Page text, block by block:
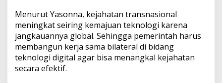
d
o
n
e
s
i
Menurut Yasonna, kejahatan transnasional
meningkat seiring kemajuan teknologi karena
jangkauannya global. Sehingga pemerintah harus
membangun kerja sama bilateral di bidang
teknologi digital agar bisa menangkal kejahatan
secara efektif.